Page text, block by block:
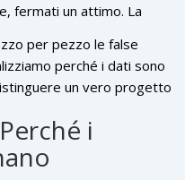
, fermati un attimo. La
CoinMarketCap per il
sono forti segnali che
a rubare fondi dagli
per pezzo le false
perché i dati sono
un vero progetto
i